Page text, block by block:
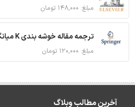
مبلغ: ۱۴۸,۰۰۰ تومان
ترجمه مقاله خوشه بندی K میانگین داده های بزرگ بهینه شده با استفاده از MapReduce
مبلغ: ۱۲۰,۰۰۰ تومان
آخرین مطالب وبلاگ